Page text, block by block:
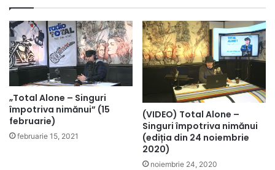
„Total Alone – Singuri
împotriva nimănui” (15
februarie)
februarie 15, 2021
(VIDEO) Total Alone –
Singuri împotriva nimănui
(ediția din 24 noiembrie
2020)
noiembrie 24, 2020